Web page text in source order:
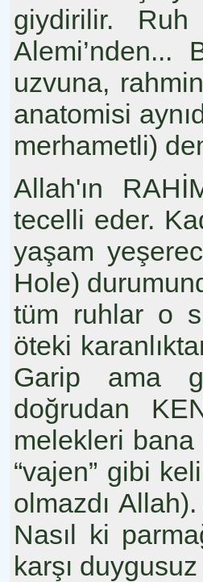
giydirilir.
Alemi’nden...
uzvuna,
anatomisi
merhametli)
Allah'ın
tecelli eder.
yaşam
Hole)
tüm ruhlar o
öteki
Garip ama
doğrudan
melekleri bana
“vajen” gibi
olmazdı
Nasıl ki
karşı